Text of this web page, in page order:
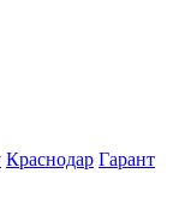
Краснодар Гарант